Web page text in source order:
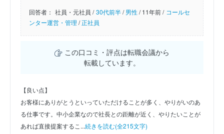
回答者： 社員・元社員 / 30代前半/男性/11年前 / コールセ
ンター運営・管理 /正社員
この口コミ・評点は転職会議から
転載しています。
【良い点】
お客様にありがとうといっていただけることが多く、やりがいのあ
る仕事です。中小企業なので社長との距離が近く、やりたいことが
あれば直接提案するこ...続きを読む(全215文字)